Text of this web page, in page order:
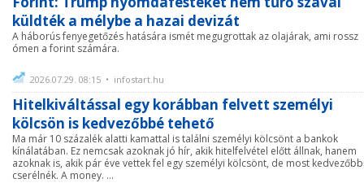
küldték a mélybe a hazai devizát
A háborús fenyegetőzés hatására ismét megugrottak az olajárak, ami rossz
ómen a forint számára.
2026.07.29. 08:15 • infostart.hu
Hitelkiváltással egy korábban felvett személyi
kölcsön is kedvezőbbé tehető
Ma már 10 százalék alatti kamattal is találni személyi kölcsönt a bankok
kínálatában. Ez nemcsak azoknak jó hír, akik hitelfelvétel előtt állnak, hanem
azoknak is, akik pár éve vettek fel egy személyi kölcsönt, de most
cserélnék. A money. ...